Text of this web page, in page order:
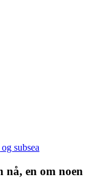
subsea
nå, en om noen